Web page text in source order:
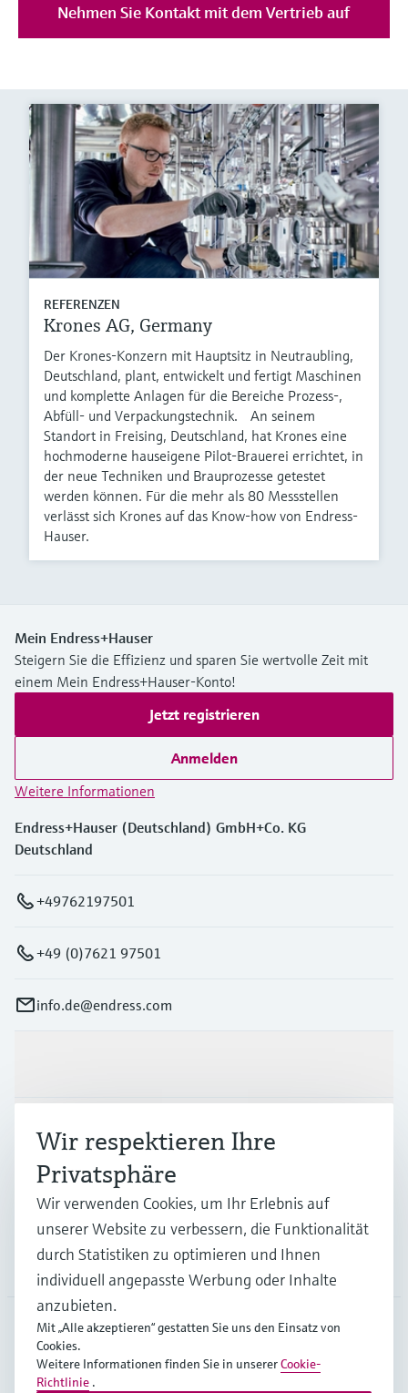
Nehmen Sie Kontakt mit dem Vertrieb auf
REFERENZEN
Krones AG, Germany
Der Krones-Konzern mit Hauptsitz in Neutraubling,
Deutschland, plant, entwickelt und fertigt Maschinen
und komplette Anlagen für die Bereiche Prozess-,
Abfüll- und Verpackungstechnik. An seinem
Standort in Freising, Deutschland, hat Krones eine
hochmoderne hauseigene Pilot-Brauerei errichtet, in
der neue Techniken und Brauprozesse getestet
werden können. Für die mehr als 80 Messstellen
verlässt sich Krones auf das Know-how von Endress-
Hauser.
Mein Endress+Hauser
Steigern Sie die Effizienz und sparen Sie wertvolle Zeit mit
einem Mein Endress+Hauser-Konto!
Jetzt registrieren
Anmelden
Weitere Informationen
Endress+Hauser (Deutschland) GmbH+Co. KG
Deutschland
+49762197501
+49 (0)7621 97501
info.de@endress.com
Branchen
Support
Unternehmen
DEU
Wir respektieren Ihre
Privatsphäre
Wir verwenden Cookies, um Ihr Erlebnis auf
unserer Website zu verbessern, die Funktionalität
durch Statistiken zu optimieren und Ihnen
individuell angepasste Werbung oder Inhalte
anzubieten.
Mit „Alle akzeptieren“ gestatten Sie uns den Einsatz von
Cookies.
Weitere Informationen finden Sie in unsererCookie-
Richtlinie .